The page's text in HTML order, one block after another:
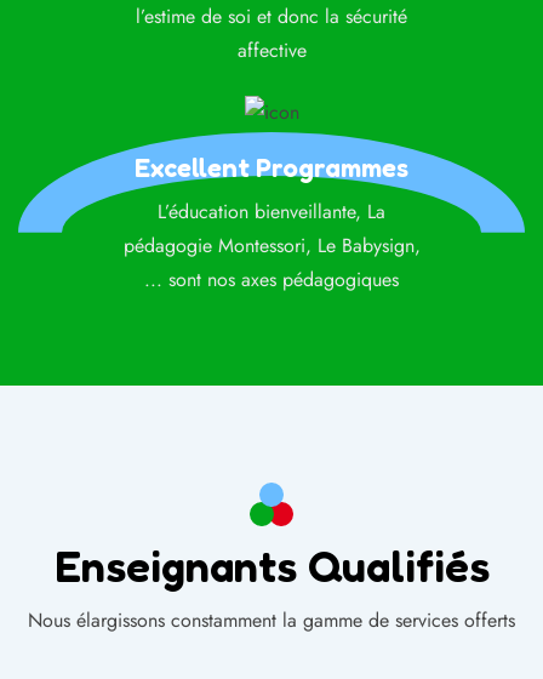
l’estime de soi et donc la sécurité
affective
Excellent Programmes
L’éducation bienveillante, La
pédagogie Montessori, Le Babysign,
... sont nos axes pédagogiques
Enseignants Qualifiés
Nous élargissons constamment la gamme de services offerts